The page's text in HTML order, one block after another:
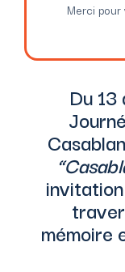
Merci
Du
mémoire